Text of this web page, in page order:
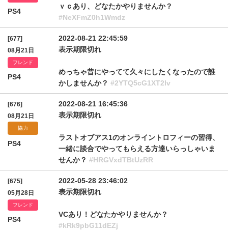
PS4
ｖｃあり、どなたかやりませんか？
#NeXFmZ0h1Wmdz
[677]
08月21日
フレンド
PS4
2022-08-21 22:45:59
表示期限切れ
めっちゃ昔にやってて久々にしたくなったので誰
かしませんか？ #2YTQ5cG1XT2lv
[676]
08月21日
協力
PS4
2022-08-21 16:45:36
表示期限切れ
ラストオブアス1のオンライントロフィーの習得、
一緒に談合でやってもらえる方達いらっしゃいま
せんか？ #HRGVxdTBtUzRR
[675]
05月28日
フレンド
PS4
2022-05-28 23:46:02
表示期限切れ
VCあり！どなたかやりませんか？
#kRk9pbG11dEZj